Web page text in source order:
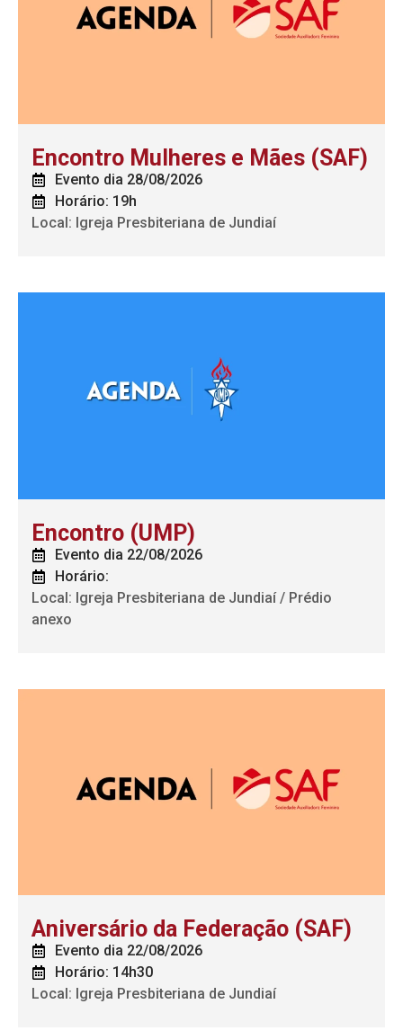
Encontro Mulheres e Mães (SAF)
Evento dia 28/08/2026
Horário: 19h
Local: Igreja Presbiteriana de Jundiaí
Encontro (UMP)
Evento dia 22/08/2026
Horário:
Local: Igreja Presbiteriana de Jundiaí / Prédio
anexo
Aniversário da Federação (SAF)
Evento dia 22/08/2026
Horário: 14h30
Local: Igreja Presbiteriana de Jundiaí